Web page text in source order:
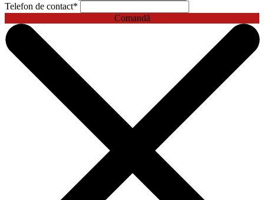
Telefon de contact*
Comandă